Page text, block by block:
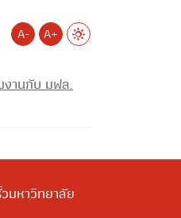
A- A+
งานกับ มฟล.
มหาวิทยาลัย